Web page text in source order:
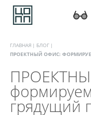
ГЛАВНАЯ БЛОГ
ПРОЕКТНЫЙ ОФИС:
грядущий